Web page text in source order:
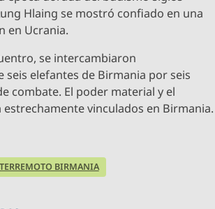
Hlaing se mostró confiado en una
en Ucrania.
se intercambiaron
seis elefantes de Birmania por seis
combate. El poder material y el
vinculados en Birmania.
TERREMOTO BIRMANIA